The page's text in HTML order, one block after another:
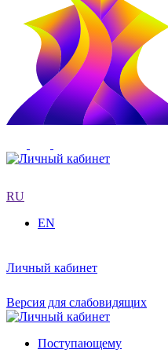
RU
EN
Личный кабинет
Версия для слабовидящих
Поступающему